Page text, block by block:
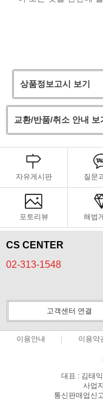
프 하세요!
상품정보고시 보기
교환/반품/취소 안내 보
자유게시판 질문
포토리뷰 해법
CS CENTER
02-313-1548
고객센터 연결
이용안내 이용약
대표 : 김태
사업
통신판매업신